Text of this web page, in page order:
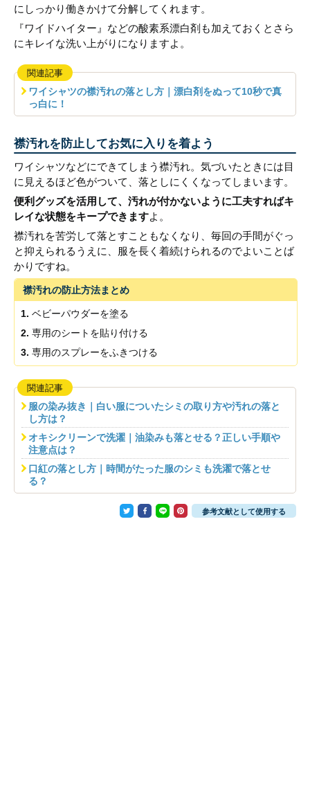
にしっかり働きかけて分解してくれます。
『ワイドハイター』などの酸素系漂白剤も加えておくとさら
にキレイな洗い上がりになりますよ。
関連記事
ワイシャツの襟汚れの落とし方｜漂白剤をぬって10秒で真
っ白に！
襟汚れを防止してお気に入りを着よう
ワイシャツなどにできてしまう襟汚れ。気づいたときには目
に見えるほど色がついて、落としにくくなってしまいます。
便利グッズを活用して、汚れが付かないように工夫すればキ
レイな状態をキープできますよ。
襟汚れを苦労して落とすこともなくなり、毎回の手間がぐっ
と抑えられるうえに、服を長く着続けられるのでよいことば
かりですね。
襟汚れの防止方法まとめ
ベビーパウダーを塗る
専用のシートを貼り付ける
専用のスプレーをふきつける
関連記事
服の染み抜き｜白い服についたシミの取り方や汚れの落と
し方は？
オキシクリーンで洗濯｜油染みも落とせる？正しい手順や
注意点は？
口紅の落とし方｜時間がたった服のシミも洗濯で落とせ
る？
参考文献として使用する